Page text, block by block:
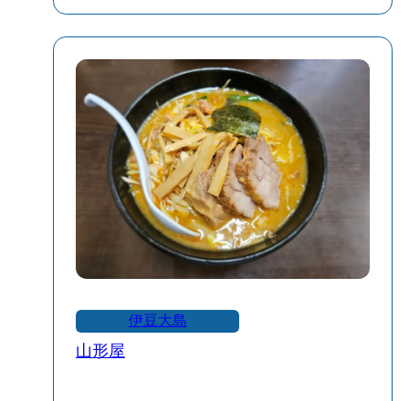
手作りのお惣菜：地元の食材を使ったお
惣菜も人気です。
🍨 カフェコーナーの魅力
併設のカフェコーナーでは、大島牛乳を
使用したジェラートやソフトクリームを
提供しています。
特に「ソフジェラ」と呼ばれる、ジェラ
ートとソフトクリームを組み合わせたメ
伊豆大島を訪れた際には、地元の味と雰
囲気を楽しめる「ぶらっとハウス」にぜ
伊豆大島
山形屋